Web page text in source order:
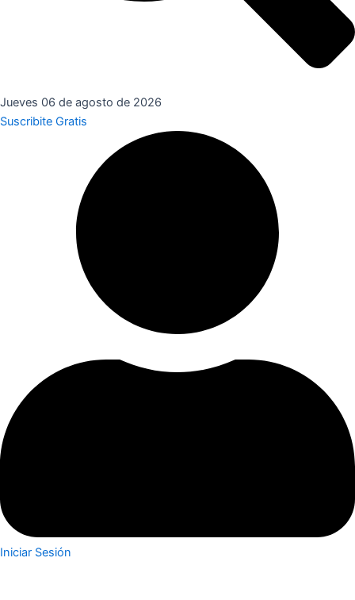
Jueves 06 de agosto de 2026
Suscribite Gratis
Iniciar Sesión